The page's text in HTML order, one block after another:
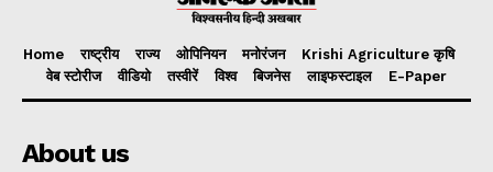
Home राष्ट्रीय राज्य ओपिनियन मनोरंजन
Krishi Agriculture कृषि
वेब स्टोरीज
वीडियो तस्वीरें विश्व बिजनेस लाइफस्टाइल E-Paper
About us